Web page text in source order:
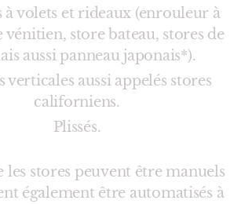
à volets et rideaux (enrouleur à
vénitien, store bateau, stores de
aussi panneau japonais*).
verticales aussi appelés stores
californiens.
Plissés.
les stores peuvent être manuels
également être automatisés à